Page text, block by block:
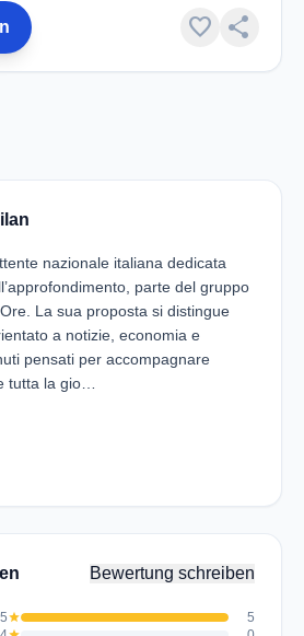
favorite share
nazionale italiana dedicata
parte del gruppo
La sua proposta si distingue
a notizie, economia e
pensati per accompagnare
tutta la gio…
Bewertung schreiben
5star
5